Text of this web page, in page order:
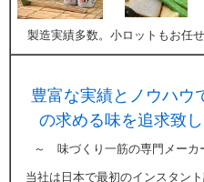
製造実績多数。小ロットもお任せ
豊富な実績とノウハウ
の求める味を追求致し
～ 味づくり一筋の専門メー
当社は日本で最初のインスタン